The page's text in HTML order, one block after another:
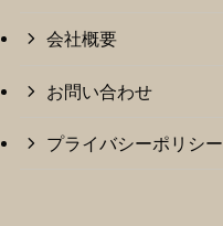
会社概要
お問い合わせ
プライバシーポリシー